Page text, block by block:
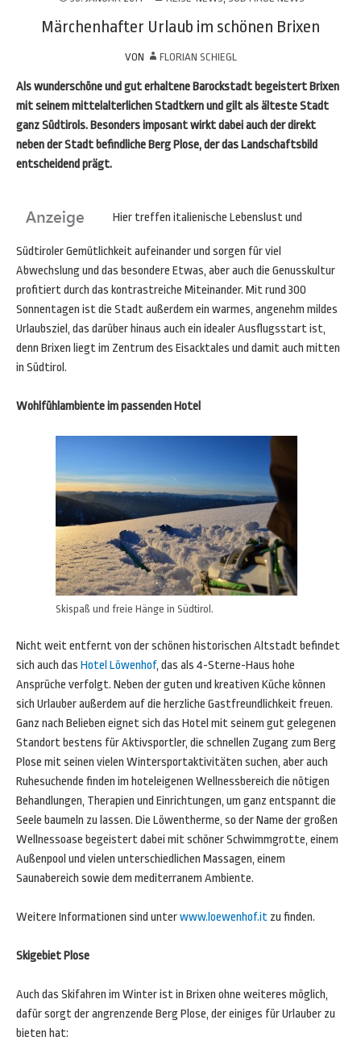
Märchenhafter Urlaub im schönen Brixen
VON FLORIAN SCHIEGL
Als wunderschöne und gut erhaltene Barockstadt begeistert Brixen
mit seinem mittelalterlichen Stadtkern und gilt als älteste Stadt
ganz Südtirols. Besonders imposant wirkt dabei auch der direkt
neben der Stadt befindliche Berg Plose, der das Landschaftsbild
entscheidend prägt.
Hier treffen italienische Lebenslust und
Südtiroler Gemütlichkeit aufeinander und sorgen für viel
Abwechslung und das besondere Etwas, aber auch die Genusskultur
profitiert durch das kontrastreiche Miteinander. Mit rund 300
Sonnentagen ist die Stadt außerdem ein warmes, angenehm mildes
Urlaubsziel, das darüber hinaus auch ein idealer Ausflugsstart ist,
denn Brixen liegt im Zentrum des Eisacktales und damit auch mitten
in Südtirol.
Wohlfühlambiente im passenden Hotel
Skispaß und freie Hänge in Südtirol.
Nicht weit entfernt von der schönen historischen Altstadt befindet
sich auch das Hotel Löwenhof, das als 4-Sterne-Haus hohe
Ansprüche verfolgt. Neben der guten und kreativen Küche können
sich Urlauber außerdem auf die herzliche Gastfreundlichkeit freuen.
Ganz nach Belieben eignet sich das Hotel mit seinem gut gelegenen
Standort bestens für Aktivsportler, die schnellen Zugang zum Berg
Plose mit seinen vielen Wintersportaktivitäten suchen, aber auch
Ruhesuchende finden im hoteleigenen Wellnessbereich die nötigen
Behandlungen, Therapien und Einrichtungen, um ganz entspannt die
Seele baumeln zu lassen. Die Löwentherme, so der Name der großen
Wellnessoase begeistert dabei mit schöner Schwimmgrotte, einem
Außenpool und vielen unterschiedlichen Massagen, einem
Saunabereich sowie dem mediterranem Ambiente.
Weitere Informationen sind unterwww.loewenhof.it zu finden.
Skigebiet Plose
Auch das Skifahren im Winter ist in Brixen ohne weiteres möglich,
dafür sorgt der angrenzende Berg Plose, der einiges für Urlauber zu
bieten hat: